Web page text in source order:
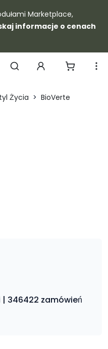
Marketplace,
informacje o cenach
Życia
BioVerte
346422 zamówień